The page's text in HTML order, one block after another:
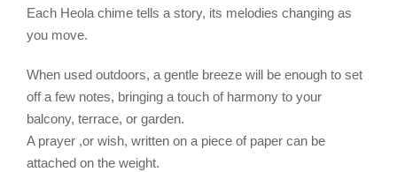
Each Heola chime tells a story, its melodies changing as
you move.
When used outdoors, a gentle breeze will be enough to set
off a few notes, bringing a touch of harmony to your
balcony, terrace, or garden.
A prayer ,or wish, written on a piece of paper can be
attached on the weight.